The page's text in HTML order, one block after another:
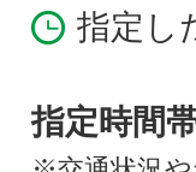
指定し
指定時間